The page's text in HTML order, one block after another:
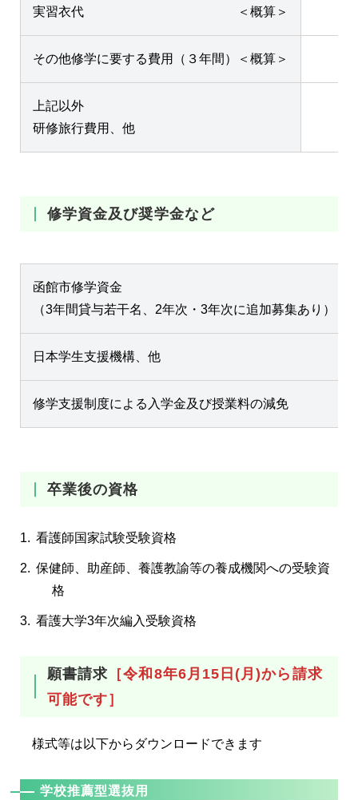
実習衣代 ＜概算＞
その他修学に要する費用（３年間）＜概算＞
上記以外
研修旅行費用、他
修学資金及び奨学金など
函館市修学資金
（3年間貸与若干名、2年次・3年次に追加募集あり）
日本学生支援機構、他
修学支援制度による入学金及び授業料の減免
卒業後の資格
看護師国家試験受験資格
保健師、助産師、養護教諭等の養成機関への受験資
格
看護大学3年次編入受験資格
願書請求 ［令和8年6月15日(月)から請求
可能です］
様式等は以下からダウンロードできます
学校推薦型選抜用